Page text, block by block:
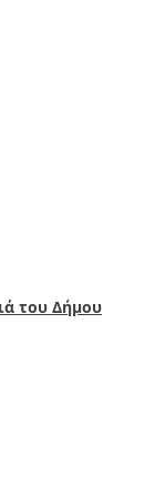
του Δήμου